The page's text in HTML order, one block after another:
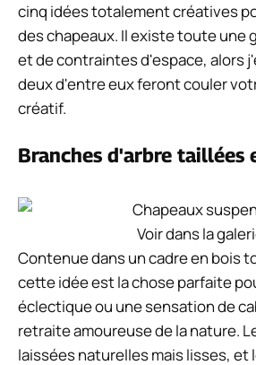
cinq idées totalement créatives
des chapeaux. Il existe toute une
et de contraintes d'espace, alors
deux d'entre eux feront couler
créatif.
Branches d'arbre taillées
Voir dans la
Contenue dans un cadre en bois
cette idée est la chose parfaite
éclectique ou une sensation de
retraite amoureuse de la nature.
laissées naturelles mais lisses,